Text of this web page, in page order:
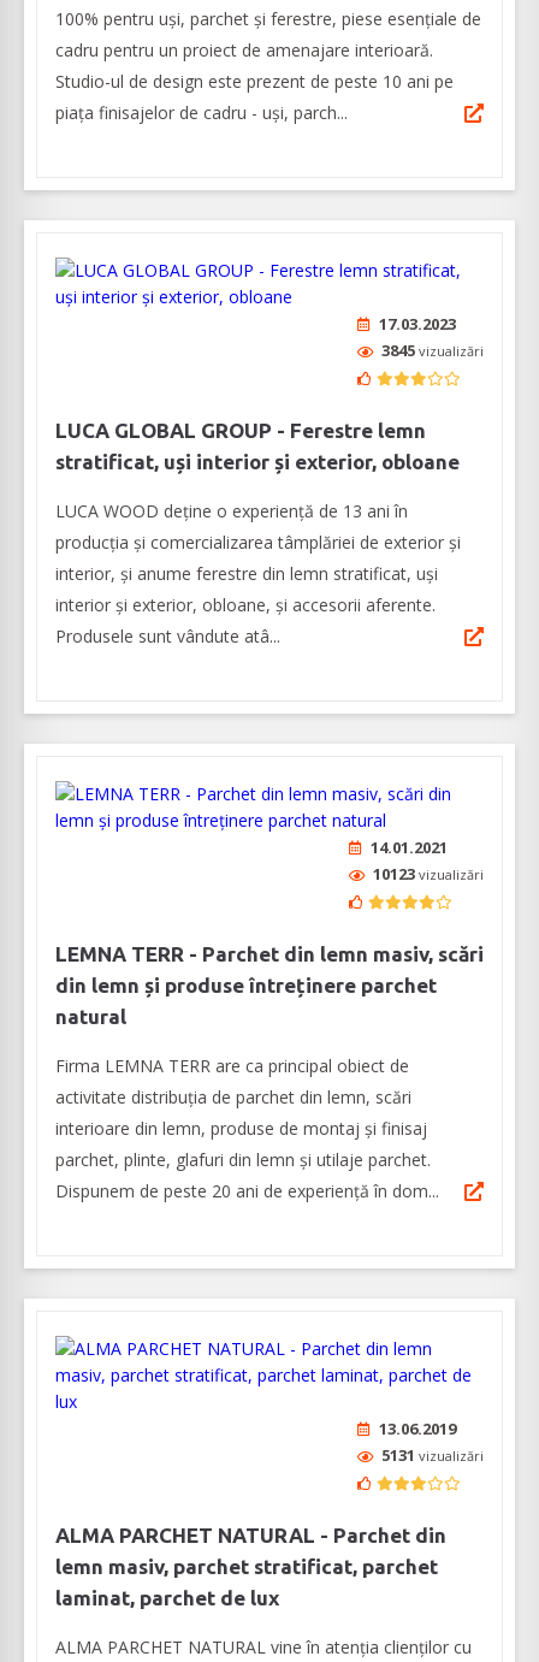
100% pentru uși, parchet și ferestre, piese esențiale de
cadru pentru un proiect de amenajare interioară.
Studio-ul de design este prezent de peste 10 ani pe
piața finisajelor de cadru - uși, parch...
17.03.2023
3845 vizualizări
LUCA GLOBAL GROUP - Ferestre lemn
stratificat, uși interior și exterior, obloane
LUCA WOOD deține o experiență de 13 ani în
producția și comercializarea tâmplăriei de exterior și
interior, și anume ferestre din lemn stratificat, uși
interior și exterior, obloane, și accesorii aferente.
Produsele sunt vândute atâ...
14.01.2021
10123 vizualizări
LEMNA TERR - Parchet din lemn masiv, scări
din lemn și produse întreținere parchet
natural
Firma LEMNA TERR are ca principal obiect de
activitate distribuția de parchet din lemn, scări
interioare din lemn, produse de montaj și finisaj
parchet, plinte, glafuri din lemn și utilaje parchet.
Dispunem de peste 20 ani de experiență în dom...
13.06.2019
5131 vizualizări
ALMA PARCHET NATURAL - Parchet din
lemn masiv, parchet stratificat, parchet
laminat, parchet de lux
ALMA PARCHET NATURAL vine în atenția clienților cu